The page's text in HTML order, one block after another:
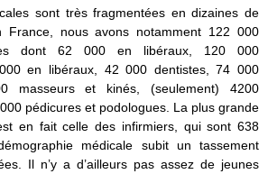
sont très fragmentées en dizaines de
France, nous avons notamment 122 000
dont 62 000 en libéraux, 120 000
en libéraux, 42 000 dentistes, 74 000
masseurs et kinés, (seulement) 4200
pédicures et podologues. La plus grande
en fait celle des infirmiers, qui sont 638
médicale subit un tassement
Il n’y a d’ailleurs pas assez de jeunes